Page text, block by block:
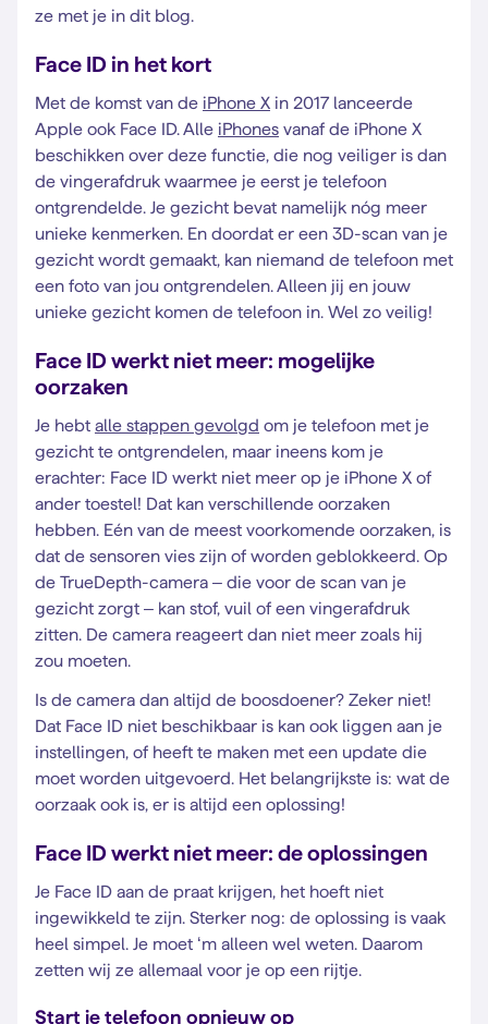
ze met je in dit blog.
Face ID in het kort
Met de komst van de iPhone X in 2017 lanceerde
Apple ook Face ID. Alle iPhones vanaf de iPhone X
beschikken over deze functie, die nog veiliger is dan
de vingerafdruk waarmee je eerst je telefoon
ontgrendelde. Je gezicht bevat namelijk nóg meer
unieke kenmerken. En doordat er een 3D-scan van je
gezicht wordt gemaakt, kan niemand de telefoon met
een foto van jou ontgrendelen. Alleen jij en jouw
unieke gezicht komen de telefoon in. Wel zo veilig!
Face ID werkt niet meer: mogelijke
oorzaken
Je hebt alle stappen gevolgd om je telefoon met je
gezicht te ontgrendelen, maar ineens kom je
erachter: Face ID werkt niet meer op je iPhone X of
ander toestel! Dat kan verschillende oorzaken
hebben. Eén van de meest voorkomende oorzaken, is
dat de sensoren vies zijn of worden geblokkeerd. Op
de TrueDepth-camera – die voor de scan van je
gezicht zorgt – kan stof, vuil of een vingerafdruk
zitten. De camera reageert dan niet meer zoals hij
zou moeten.
Is de camera dan altijd de boosdoener? Zeker niet!
Dat Face ID niet beschikbaar is kan ook liggen aan je
instellingen, of heeft te maken met een update die
moet worden uitgevoerd. Het belangrijkste is: wat de
oorzaak ook is, er is altijd een oplossing!
Face ID werkt niet meer: de oplossingen
Je Face ID aan de praat krijgen, het hoeft niet
ingewikkeld te zijn. Sterker nog: de oplossing is vaak
heel simpel. Je moet ‘m alleen wel weten. Daarom
zetten wij ze allemaal voor je op een rijtje.
Start je telefoon opnieuw op